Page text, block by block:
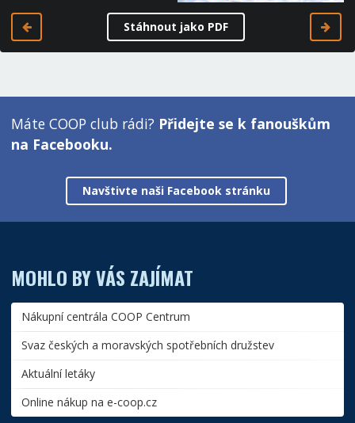
Stáhnout jako PDF
Máte COOP club rádi? Přidejte se k fanouškům
na Facebooku.
Navštivte naši Facebook stránku
MOHLO BY VÁS ZAJÍMAT
Nákupní centrála COOP Centrum
Svaz českých a moravských spotřebních družstev
Aktuální letáky
Online nákup na e-coop.cz